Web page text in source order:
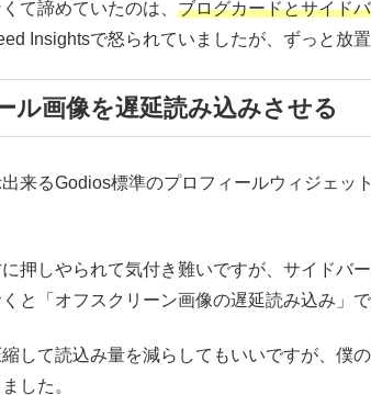
て諦めていたのは、 ブログカードとサイド
Insightsで怒られていましたが、ずっと放置
ル画像を遅延読み込みさせる
来るGodios標準のプロフィールウィジェッ
押しやられて気付き難いですが、サイドバ
と「オフスクリーン画像の遅延読み込み」で
して読込み量を減らしてもいいですが、僕
した。